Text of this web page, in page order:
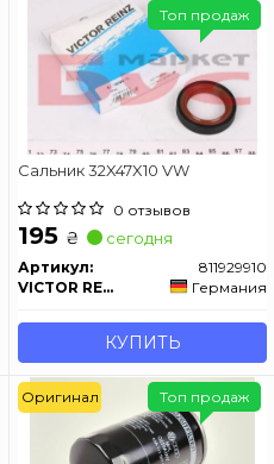
Сальник 32X47X10 VW
0 отзывов
195 ₴ сегодня
Артикул:
811929910
VICTOR REINZ
Германия
КУПИТЬ
Топ продаж
Топ продаж
Оригинал